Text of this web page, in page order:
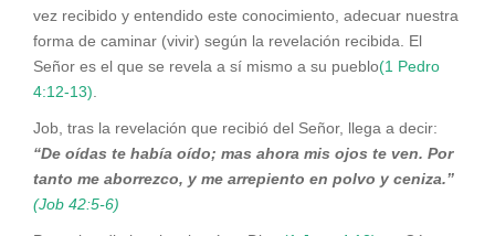
vez recibido y entendido este conocimiento, adecuar nuestra
forma de caminar (vivir) según la revelación recibida. El
Señor es el que se revela a sí mismo a su pueblo(1 Pedro
4:12-13)
Job, tras la revelación que recibió del Señor, llega a decir:
“De oídas te había oído; mas ahora mis ojos te ven. Por
tanto me aborrezco, y me arrepiento en polvo y ceniza.”
(Job 42:5-6)